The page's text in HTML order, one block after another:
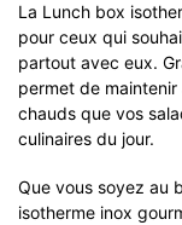
La Lunch box
pour ceux qui
partout avec eux.
permet de
chauds que vos
culinaires du jour.
Que vous soyez au
isotherme inox